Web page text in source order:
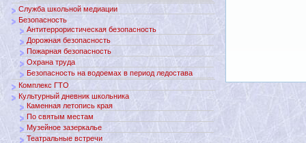
Служба школьной медиации
Безопасность
Антитеррористическая безопасность
Дорожная безопасность
Пожарная безопасность
Охрана труда
Безопасность на водоемах в период ледостава
Комплекс ГТО
Культурный дневник школьника
Каменная летопись края
По святым местам
Музейное зазеркалье
Театральные встречи